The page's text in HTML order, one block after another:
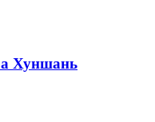
Хуншань